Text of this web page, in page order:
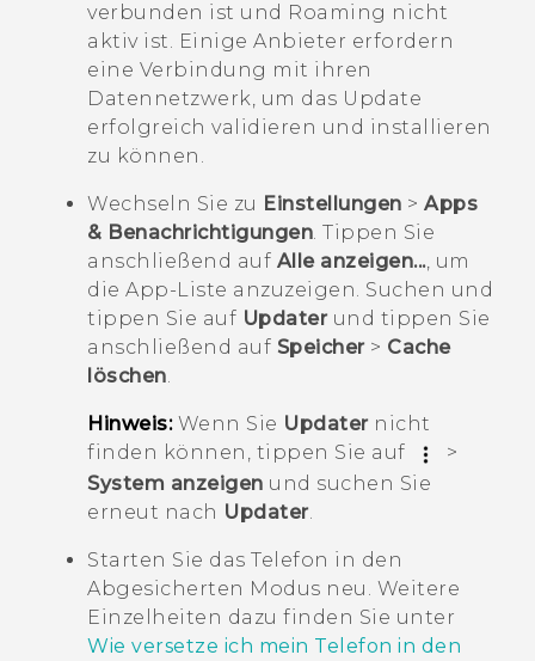
verbunden ist und Roaming nicht
aktiv ist. Einige Anbieter erfordern
eine Verbindung mit ihren
Datennetzwerk, um das Update
erfolgreich validieren und installieren
zu können.
Wechseln Sie zu Einstellungen > Apps
& Benachrichtigungen. Tippen Sie
anschließend auf Alle anzeigen..., um
die App-Liste anzuzeigen. Suchen und
tippen Sie auf Updaterund tippen Sie
anschließend auf Speicher> Cache
löschen.
Hinweis:Wenn Sie Updaternicht
finden können, tippen Sie auf
>
System anzeigen und suchen Sie
erneut nach Updater.
Starten Sie das Telefon in den
Abgesicherten Modus neu. Weitere
Einzelheiten dazu finden Sie unter
Wie versetze ich mein Telefon in den